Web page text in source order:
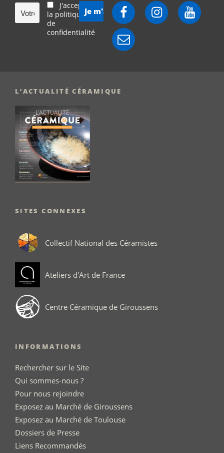
J'accepte
la politique
de
confidentialité
FacebookInstagramYouTube
E-
mail
L’ACTUALITÉ CÉRAMIQUE
SITES CONNEXES
Collectif National des Céramistes
Ateliers d'Art de France
Centre Céramique de Giroussens
INFORMATIONS
Rechercher sur le Site
Qui sommes-nous ?
Pour nous rejoindre
Exposez au Marché de Giroussens
Exposez au Marché de Toulouse
Dossiers de Presse
Liens Recommandés